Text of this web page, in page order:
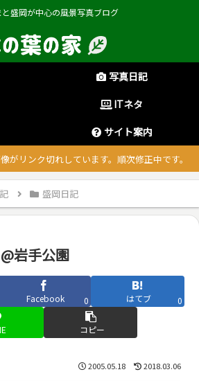
と盛岡が中心の風景写真ブログ
写真日記
ITネタ
サイト案内
がリンク切れしています。順次修正中です。
盛岡日記
岩手公園
Facebook 0 はてブ 0
コピー
2005.05.18 2018.03.06